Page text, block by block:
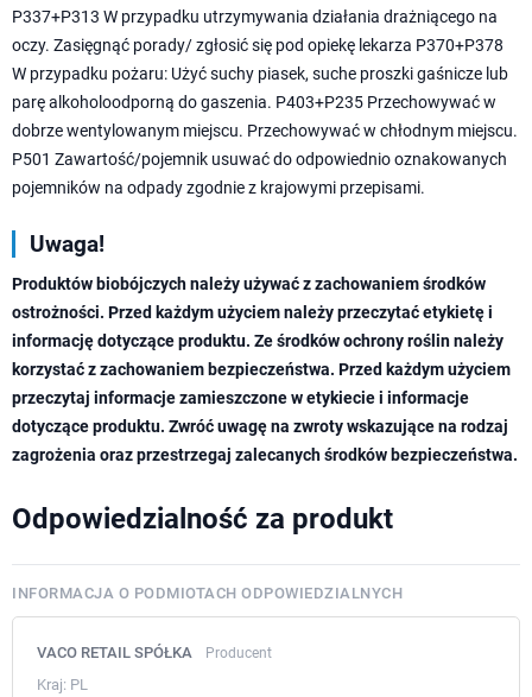
P337+P313 W przypadku utrzymywania działania drażniącego na
oczy. Zasięgnąć porady/ zgłosić się pod opiekę lekarza P370+P378
W przypadku pożaru: Użyć suchy piasek, suche proszki gaśnicze lub
parę alkoholoodporną do gaszenia. P403+P235 Przechowywać w
dobrze wentylowanym miejscu. Przechowywać w chłodnym miejscu.
P501 Zawartość/pojemnik usuwać do odpowiednio oznakowanych
pojemników na odpady zgodnie z krajowymi przepisami.
Uwaga!
Produktów biobójczych należy używać z zachowaniem środków
ostrożności. Przed każdym użyciem należy przeczytać etykietę i
informację dotyczące produktu. Ze środków ochrony roślin należy
korzystać z zachowaniem bezpieczeństwa. Przed każdym użyciem
przeczytaj informacje zamieszczone w etykiecie i informacje
dotyczące produktu. Zwróć uwagę na zwroty wskazujące na rodzaj
zagrożenia oraz przestrzegaj zalecanych środków bezpieczeństwa.
Odpowiedzialność za produkt
INFORMACJA O PODMIOTACH ODPOWIEDZIALNYCH
VACO RETAIL SPÓŁKA Producent
Kraj: PL